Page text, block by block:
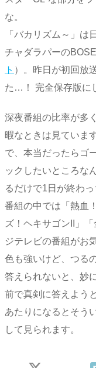
な。
「バカリズム～」は
チャダラパーの
ト ）。昨日が初回放
た…！ 完全保存版に
深夜番組の比率が多
暇なときは見ていま
で、本当だったらゴ
ックしたいところな
るだけで1日が終わ
番組の中では「熱血
ズ！ヘキサゴンII」
ジテレビの番組がお
色も強いけど、つる
答えられないと、妙
前で真剣に答えよう
あたりになるとそう
して見られます。